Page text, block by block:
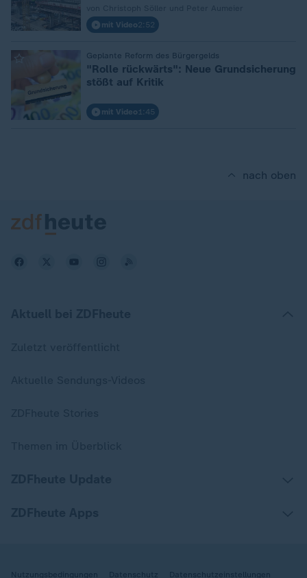
mit Video2:52
Geplante Reform des Bürgergelds
"Rolle rückwärts": Neue Grundsicherung
stößt auf Kritik
mit Video 1:45
nach oben
Nutzungsbedingungen Datenschutz Datenschutzeinstellungen